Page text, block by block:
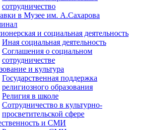
сотрудничество
в Музее им. А.Сахарова
и социальная деятельность
Иная социальная деятельность
Соглашения о социальном
сотрудничестве
и культура
Государственная поддержка
религиозного образования
Религия в школе
Сотрудничество в культурно-
просветительской сфере
и СМИ